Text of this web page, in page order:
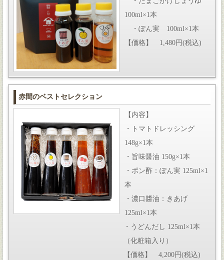
100ml×1本
・ぽん実 100ml×1本
【価格】 1,480円(税込)
赤間のベストセレクション
【内容】
・トマトドレッシング
148g×1本
・旨味醤油 150g×1本
・ポン酢：ぽん実 125ml×1
本
・濃口醬油：きあげ
125ml×1本
・うどんだし 125ml×1本
（化粧箱入り）
【価格】 4,200円(税込)